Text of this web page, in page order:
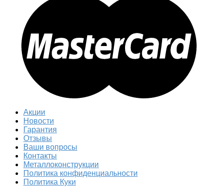
Акции
Новости
Гарантия
Отзывы
Ваши вопросы
Контакты
Металлоконструкции
Политика конфиденциальности
Политика Куки